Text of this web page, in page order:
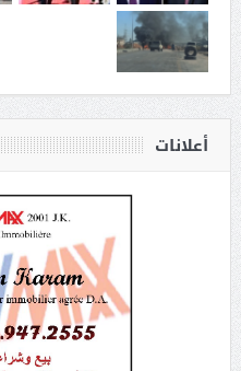
أعلانات